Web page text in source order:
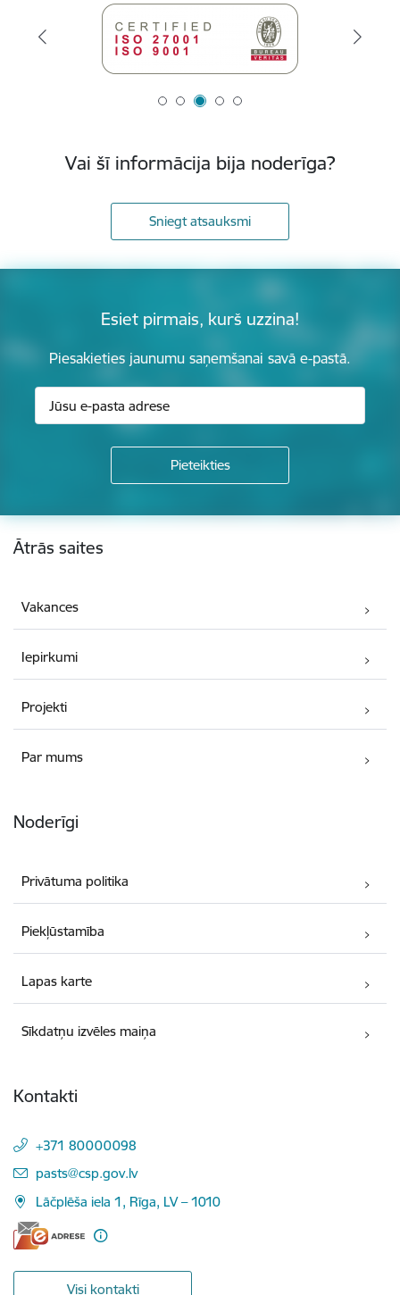
Vai šī informācija bija noderīga?
Sniegt atsauksmi
Esiet pirmais, kurš uzzina!
Piesakieties jaunumu saņemšanai savā e-pastā.
Kājene
Ātrās saites
Vakances
Iepirkumi
Projekti
Par mums
Noderīgi
Privātuma politika
Piekļūstamība
Lapas karte
Sīkdatņu izvēles maiņa
Kontakti
+371 80000098
E-pasts:
pasts@csp.gov.lv
Lāčplēša iela 1, Rīga, LV – 1010
Visi kontakti